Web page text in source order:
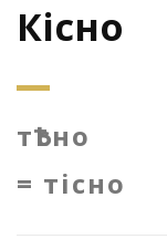
Кісно
тѢсно
= тісно